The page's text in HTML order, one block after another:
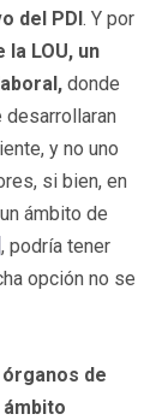
del PDI. Y por
LOU, un
donde
y no uno
si bien, en
ámbito de
, podría tener
opción no se
de